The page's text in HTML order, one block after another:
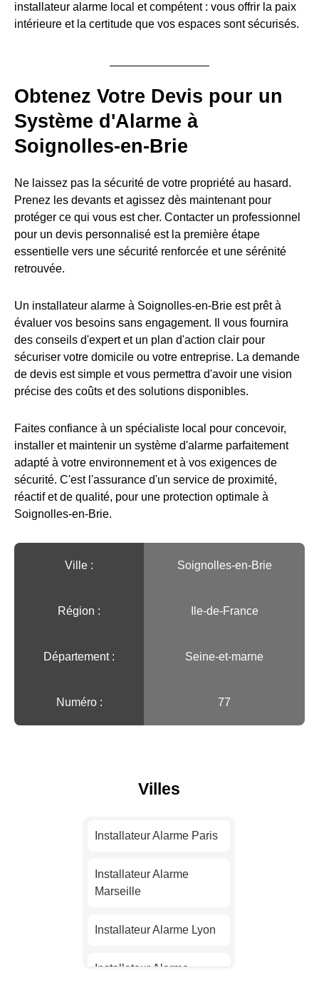
installateur alarme local et compétent : vous offrir la paix
intérieure et la certitude que vos espaces sont sécurisés.
Obtenez Votre Devis pour un
Système d'Alarme à
Soignolles-en-Brie
Ne laissez pas la sécurité de votre propriété au hasard.
Prenez les devants et agissez dès maintenant pour
protéger ce qui vous est cher. Contacter un professionnel
pour un devis personnalisé est la première étape
essentielle vers une sécurité renforcée et une sérénité
retrouvée.
Un installateur alarme à Soignolles-en-Brie est prêt à
évaluer vos besoins sans engagement. Il vous fournira
des conseils d'expert et un plan d'action clair pour
sécuriser votre domicile ou votre entreprise. La demande
de devis est simple et vous permettra d'avoir une vision
précise des coûts et des solutions disponibles.
Faites confiance à un spécialiste local pour concevoir,
installer et maintenir un système d'alarme parfaitement
adapté à votre environnement et à vos exigences de
sécurité. C'est l'assurance d'un service de proximité,
réactif et de qualité, pour une protection optimale à
Soignolles-en-Brie.
Ville :️ Soignolles-en-Brie
Région :️ Ile-de-France
Département : Seine-et-marne
Numéro : 77
Villes
Installateur Alarme Paris
Installateur Alarme
Marseille
Installateur Alarme Lyon
Installateur Alarme